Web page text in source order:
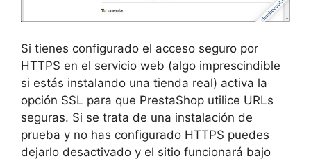
Si tienes configurado el acceso seguro por
HTTPS en el servicio web (algo imprescindible
si estás instalando una tienda real) activa la
opción SSL para que PrestaShop utilice URLs
seguras. Si se trata de una instalación de
prueba y no has configurado HTTPS puedes
dejarlo desactivado y el sitio funcionará bajo